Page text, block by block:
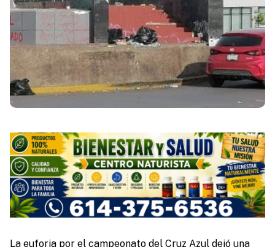
La euforia por el campeonato del Cruz Azul dejó una